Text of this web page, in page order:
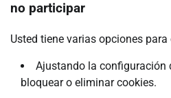
no participar
Usted tiene varias opciones
Ajustando la configuración
bloquear o eliminar cookies.